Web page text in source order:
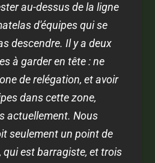
au-dessus de la ligne
d'équipes qui se
descendre. Il y a deux
à garder en tête : ne
de relégation, et avoir
dans cette zone,
actuellement. Nous
seulement un point de
qui est barragiste, et trois